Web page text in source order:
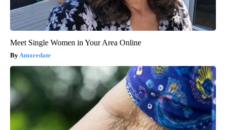
Meet Single Women in Your Area Online
Amoredate